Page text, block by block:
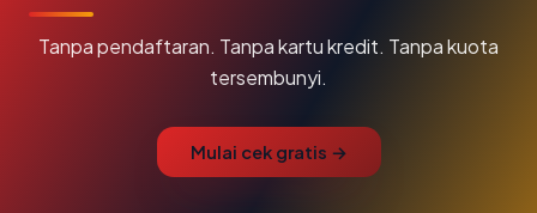
Tanpa pendaftaran. Tanpa kartu kredit. Tanpa kuota
tersembunyi.
Mulai cek gratis →